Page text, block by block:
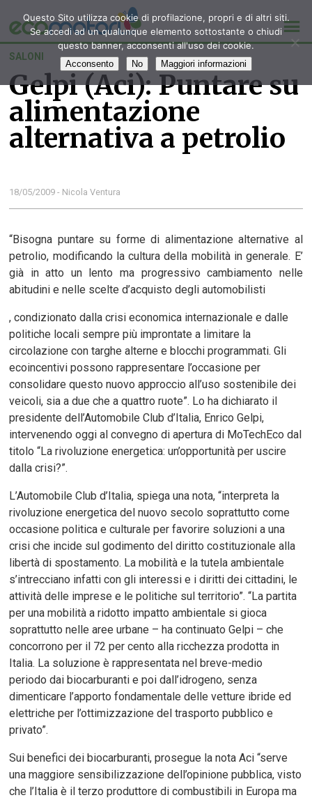
SALONI
Gelpi (Aci): Puntare su
alimentazione
alternativa a petrolio
18/05/2009 - Nicola Ventura
“Bisogna puntare su forme di alimentazione alternative al
petrolio, modificando la cultura della mobilità in generale. E’
già in atto un lento ma progressivo cambiamento nelle
abitudini e nelle scelte d’acquisto degli automobilisti
, condizionato dalla crisi economica internazionale e dalle
politiche locali sempre più improntate a limitare la
circolazione con targhe alterne e blocchi programmati. Gli
ecoincentivi possono rappresentare l’occasione per
consolidare questo nuovo approccio all’uso sostenibile dei
veicoli, sia a due che a quattro ruote”. Lo ha dichiarato il
presidente dell’Automobile Club d’Italia, Enrico Gelpi,
intervenendo oggi al convegno di apertura di MoTechEco dal
titolo “La rivoluzione energetica: un’opportunità per uscire
dalla crisi?”.
L’Automobile Club d’Italia, spiega una nota, “interpreta la
rivoluzione energetica del nuovo secolo soprattutto come
occasione politica e culturale per favorire soluzioni a una
crisi che incide sul godimento del diritto costituzionale alla
libertà di spostamento. La mobilità e la tutela ambientale
s’intrecciano infatti con gli interessi e i diritti dei cittadini, le
attività delle imprese e le politiche sul territorio”. “La partita
per una mobilità a ridotto impatto ambientale si gioca
soprattutto nelle aree urbane – ha continuato Gelpi – che
concorrono per il 72 per cento alla ricchezza prodotta in
Italia. La soluzione è rappresentata nel breve-medio
periodo dai biocarburanti e poi dall’idrogeno, senza
dimenticare l’apporto fondamentale delle vetture ibride ed
elettriche per l’ottimizzazione del trasporto pubblico e
privato”.
Sui benefici dei biocarburanti, prosegue la nota Aci “serve
una maggiore sensibilizzazione dell’opinione pubblica, visto
che l’Italia è il terzo produttore di combustibili in Europa ma
Questo Sito utilizza cookie di profilazione, propri e di altri siti.
Se accedi ad un qualunque elemento sottostante o chiudi
questo banner, acconsenti all'uso dei cookie.
Acconsento No Maggiori informazioni